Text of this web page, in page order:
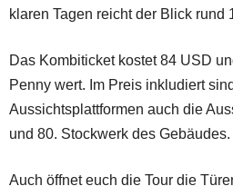
klaren Tagen reicht der Blick rund
Das Kombiticket kostet 84 USD
Penny wert. Im Preis inkludiert
Aussichtsplattformen auch die
und 80. Stockwerk des Gebäudes.
Auch öffnet euch die Tour die